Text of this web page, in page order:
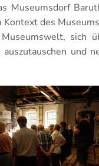
Museumsdorf
des
sich
und